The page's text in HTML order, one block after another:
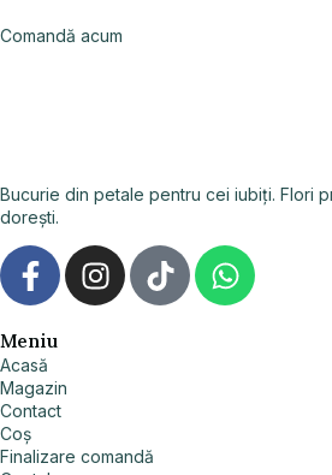
Comandă acum
Bucurie din petale pentru cei iubiți. Flori
dorești.
Meniu
Acasă
Magazin
Contact
Coș
Finalizare comandă